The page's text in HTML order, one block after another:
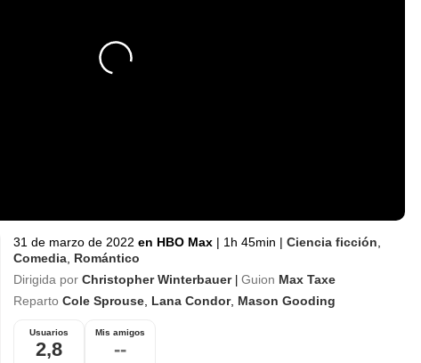
31 de marzo de 2022 en HBO Max | 1h 45min | Ciencia ficción
Comedia Romántico
Dirigida por Christopher Winterbauer | Guion Max Taxe
Reparto Cole Sprouse Lana Condor, Mason Gooding
Usuarios
2,8
Mis amigos
--